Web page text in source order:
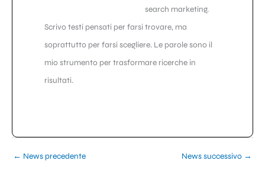
search marketing.
Scrivo testi pensati per farsi trovare, ma
soprattutto per farsi scegliere. Le parole sono il
mio strumento per trasformare ricerche in
risultati.
← News precedente News successivo →